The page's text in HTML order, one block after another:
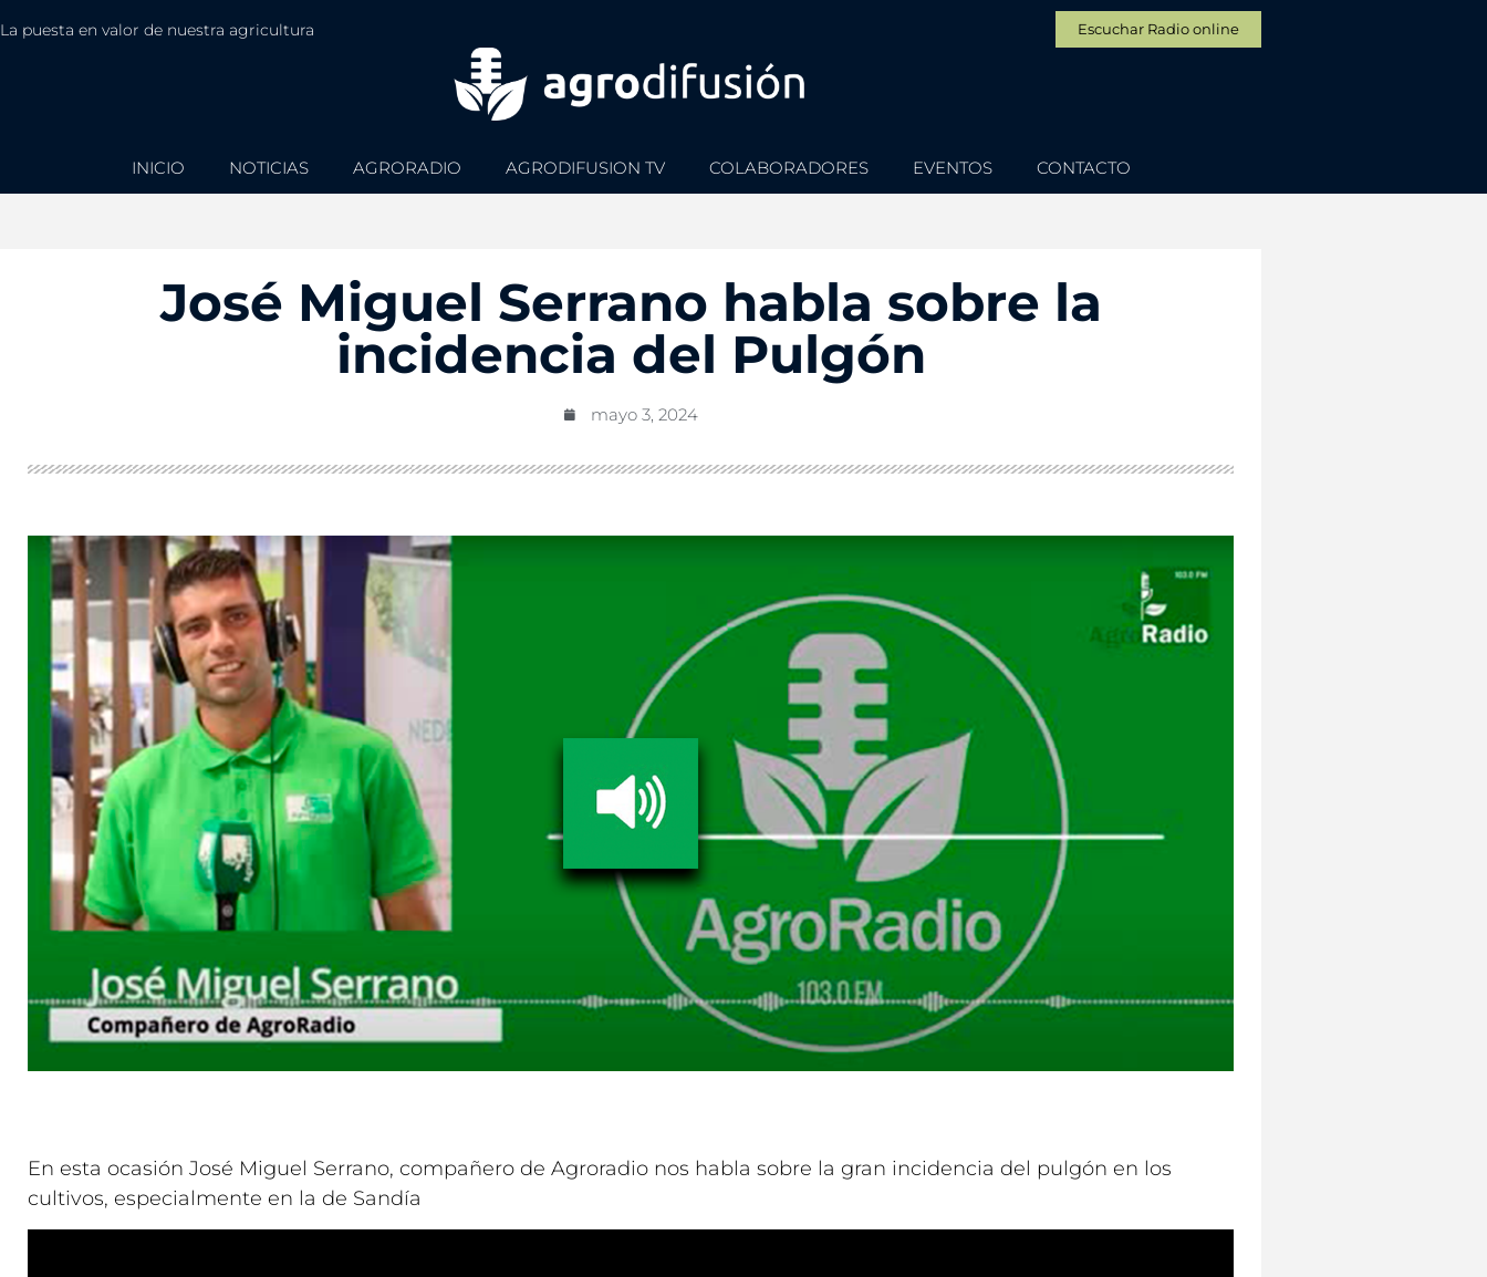
La puesta en valor de nuestra agricultura Escuchar Radio online
INICIO NOTICIAS AGRORADIO AGRODIFUSION TV COLABORADORES EVENTOS CONTACTO
José Miguel Serrano habla sobre la
incidencia del Pulgón
mayo 3, 2024
En esta ocasión José Miguel Serrano, compañero de Agroradio nos habla sobre la gran incidencia del pulgón en los
cultivos, especialmente en la de Sandía